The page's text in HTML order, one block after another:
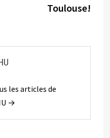
Toulouse!
les articles de
→